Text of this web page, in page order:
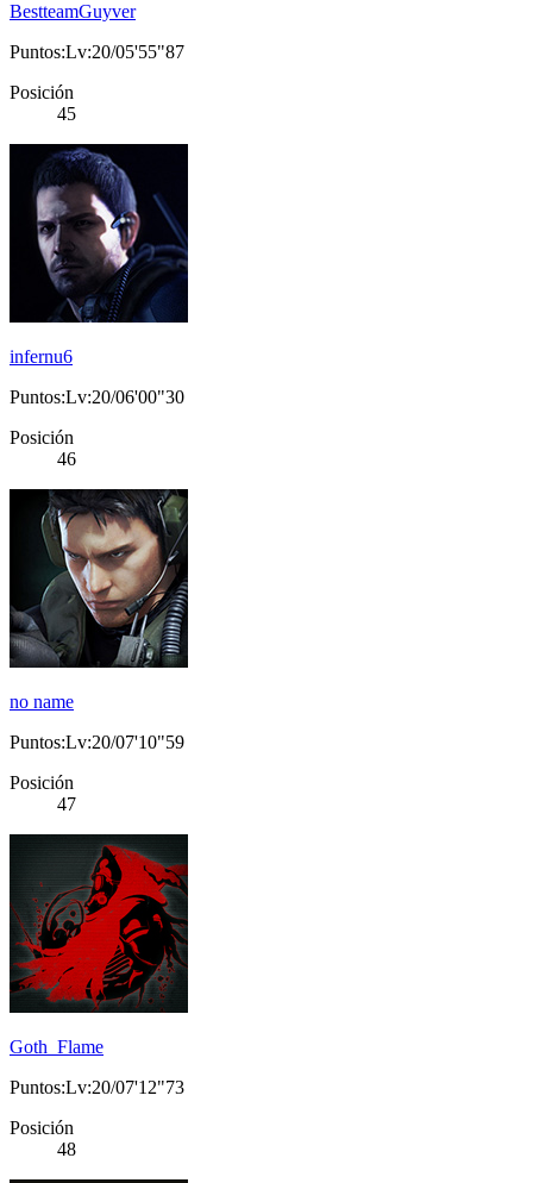
BestteamGuyver
Puntos:Lv:20/05'55"87
Posición
45
infernu6
Puntos:Lv:20/06'00"30
Posición
46
no name
Puntos:Lv:20/07'10"59
Posición
47
Goth_Flame
Puntos:Lv:20/07'12"73
Posición
48